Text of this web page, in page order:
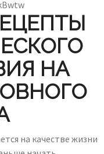
НА
на качестве жизни